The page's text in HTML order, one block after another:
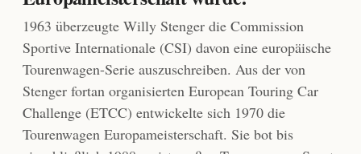
1963 überzeugte Willy Stenger die Commission
Sportive Internationale (CSI) davon eine europäische
Tourenwagen-Serie auszuschreiben. Aus der von
Stenger fortan organisierten European Touring Car
Challenge (ETCC) entwickelte sich 1970 die
Tourenwagen Europameisterschaft. Sie bot bis